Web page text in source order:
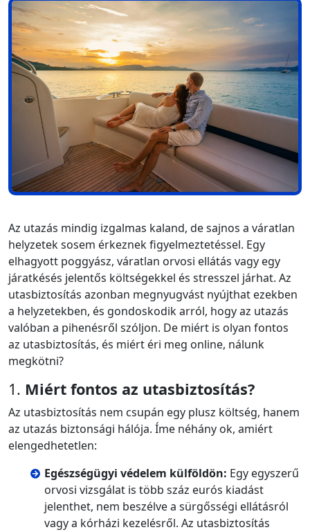
Az utazás mindig izgalmas kaland, de sajnos a váratlan
helyzetek sosem érkeznek figyelmeztetéssel. Egy
elhagyott poggyász, váratlan orvosi ellátás vagy egy
járatkésés jelentős költségekkel és stresszel járhat. Az
utasbiztosítás azonban megnyugvást nyújthat ezekben
a helyzetekben, és gondoskodik arról, hogy az utazás
valóban a pihenésről szóljon. De miért is olyan fontos
az utasbiztosítás, és miért éri meg online, nálunk
megkötni?
1. Miért fontos az utasbiztosítás?
Az utasbiztosítás nem csupán egy plusz költség, hanem
az utazás biztonsági hálója. Íme néhány ok, amiért
elengedhetetlen:
Egészségügyi védelem külföldön: Egy egyszerű
orvosi vizsgálat is több száz eurós kiadást
jelenthet, nem beszélve a sürgősségi ellátásról
vagy a kórházi kezelésről. Az utasbiztosítás